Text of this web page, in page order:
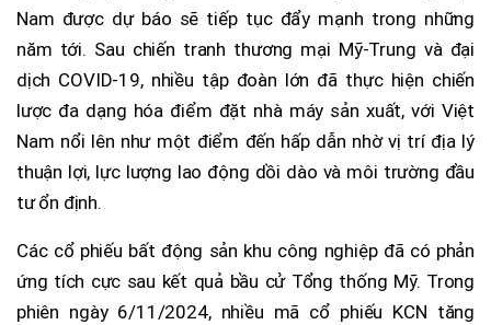
Nam được dự báo sẽ tiếp tục đẩy mạnh trong những
năm tới. Sau chiến tranh thương mại Mỹ-Trung và đại
dịch COVID-19, nhiều tập đoàn lớn đã thực hiện chiến
lược đa dạng hóa điểm đặt nhà máy sản xuất, với Việt
Nam nổi lên như một điểm đến hấp dẫn nhờ vị trí địa lý
thuận lợi, lực lượng lao động dồi dào và môi trường đầu
tư ổn định.
Các cổ phiếu bất động sản khu công nghiệp đã có phản
ứng tích cực sau kết quả bầu cử Tổng thống Mỹ. Trong
phiên ngày 6/11/2024, nhiều mã cổ phiếu KCN tăng